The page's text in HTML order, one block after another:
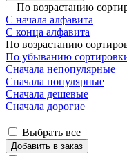
По возрастанию
С начала алфавита
С конца алфавита
По возрастанию
По убыванию
Сначала непопулярные
Сначала популярные
Сначала дешевые
Сначала дорогие
Выбрать все
Добавить в заказ